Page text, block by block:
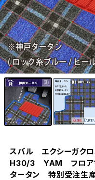
スバル エクシーガク
H30/3 YAM フロア
タータン 特別受注生